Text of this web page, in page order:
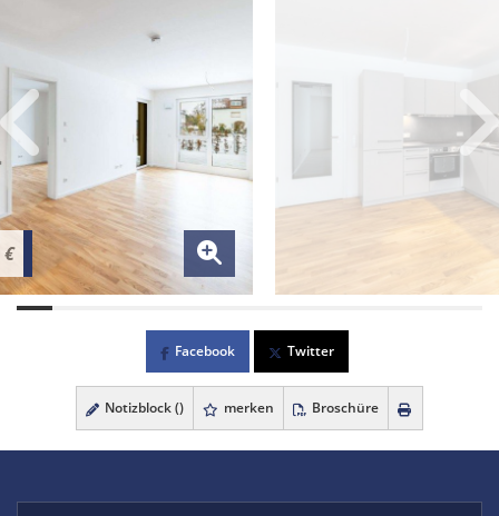
€
Facebook Twitter
Notizblock () merken Broschüre